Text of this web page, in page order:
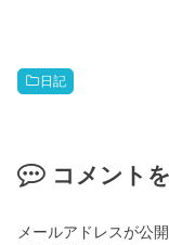
日記
コメント
メールアドレスが公